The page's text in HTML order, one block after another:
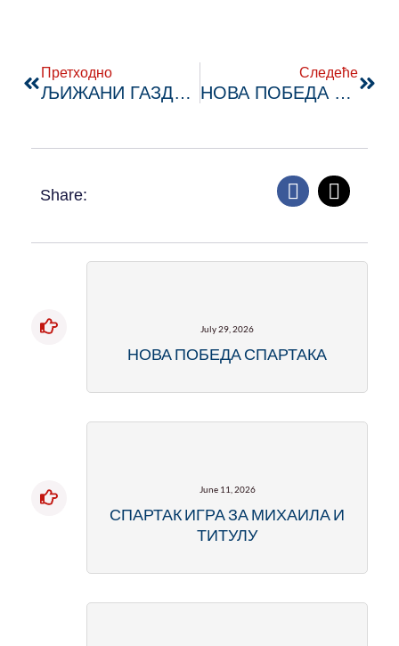
Претходно
ЉИЖАНИ ГАЗДУЈУ ИБАРСКОМ
Следеће
НОВА ПОБЕДА СПАРТАКА
Share:
July 29, 2026
НОВА ПОБЕДА СПАРТАКА
June 11, 2026
СПАРТАК ИГРА ЗА МИХАИЛА И
ТИТУЛУ